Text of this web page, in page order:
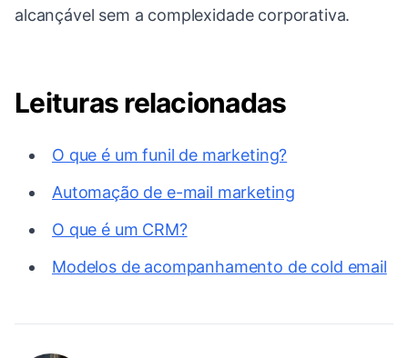
alcançável sem a complexidade corporativa.
Leituras relacionadas
O que é um funil de marketing?
Automação de e-mail marketing
O que é um CRM?
Modelos de acompanhamento de cold email